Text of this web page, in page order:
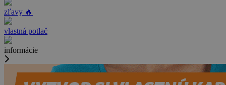
zľavy 🔥
vlastná potlač
informácie